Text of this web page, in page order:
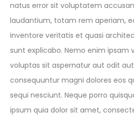
natus error sit voluptatem
laudantium, totam rem aperiam,
inventore veritatis et quasi
sunt explicabo. Nemo enim ipsam
voluptas sit aspernatur aut odit
consequuntur magni dolores eos
sequi nesciunt. Neque porro
ipsum quia dolor sit amet,